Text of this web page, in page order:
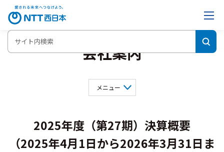
会社案内
メニュー
組織図
決算概要 グループ会社
2025年度（第27期）決算概要
（2025年4月1日から2026年3月31日ま